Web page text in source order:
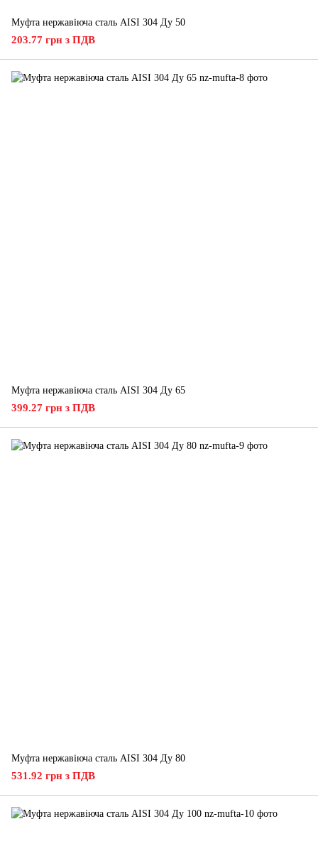
Муфта нержавіюча сталь AISI 304 Ду 50
203.77 грн з ПДВ
Муфта нержавіюча сталь AISI 304 Ду 65
399.27 грн з ПДВ
Муфта нержавіюча сталь AISI 304 Ду 80
531.92 грн з ПДВ